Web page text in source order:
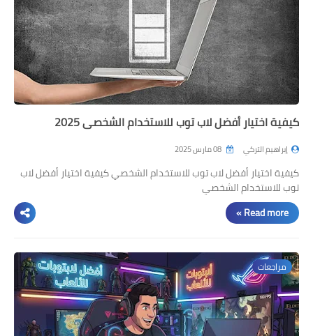
كيفية اختيار أفضل لاب توب للاستخدام الشخصي 2025
إبراهيم التركي
كيفية اختيار أفضل لاب توب للاستخدام الشخصي كيفية اختيار أفضل لاب
توب للاستخدام الشخصي
Read more »
مراجعات